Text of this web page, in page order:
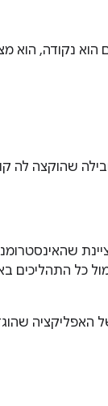
נקודה, הוא
שהוקצה לה
כל התהליכים
האפליקציה